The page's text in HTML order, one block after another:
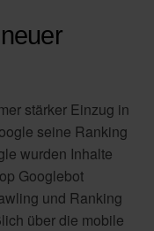
stärker Einzug in
seine Ranking
wurden Inhalte
Googlebot
und Ranking
über die mobile